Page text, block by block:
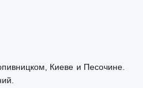
Киеве и Песочине.